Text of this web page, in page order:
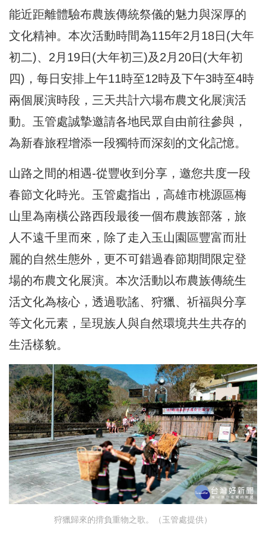
能近距離體驗布農族傳統祭儀的魅力與深厚的
文化精神。本次活動時間為115年2月18日(大年
初二)、2月19日(大年初三)及2月20日(大年初
四)，每日安排上午11時至12時及下午3時至4時
兩個展演時段，三天共計六場布農文化展演活
動。玉管處誠摯邀請各地民眾自由前往參與，
為新春旅程增添一段獨特而深刻的文化記憶。
山路之間的相遇-從豐收到分享，邀您共度一段
春節文化時光。玉管處指出，高雄市桃源區梅
山里為南橫公路西段最後一個布農族部落，旅
人不遠千里而來，除了走入玉山園區豐富而壯
麗的自然生態外，更不可錯過春節期間限定登
場的布農文化展演。本次活動以布農族傳統生
活文化為核心，透過歌謠、狩獵、祈福與分享
等文化元素，呈現族人與自然環境共生共存的
生活樣貌。
狩獵歸來的揹負重物之歌。（玉管處提供）